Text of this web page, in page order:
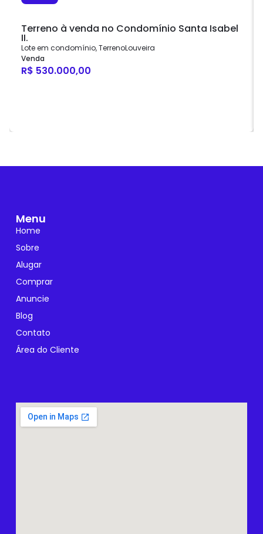
Terreno à venda no Condomínio Santa Isabel
II.
Lote em condomínio,TerrenoLouveira
Venda
R$ 530.000,00
Menu
Home
Sobre
Alugar
Comprar
Anuncie
Blog
Contato
Área do Cliente